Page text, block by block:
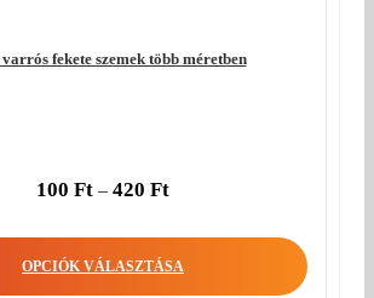
fekete szemek több méretben
100 Ft – 420 Ft
OPCIÓK VÁLASZTÁSA